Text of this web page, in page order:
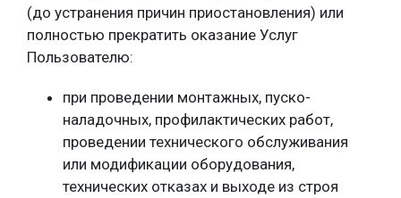
(до устранения причин приостановления) или
полностью прекратить оказание Услуг
Пользователю:
при проведении монтажных, пуско-
наладочных, профилактических работ,
проведении технического обслуживания
или модификации оборудования,
технических отказах и выходе из строя